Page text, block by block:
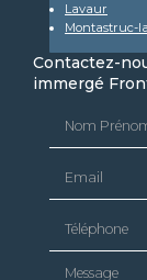
Lavaur
Montastruc-
Contactez-
immergé
Message